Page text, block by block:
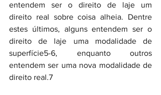
entendem ser o direito de laje um
direito real sobre coisa alheia. Dentre
estes últimos, alguns entendem ser o
direito de laje uma modalidade de
superfície5-6, enquanto outros
entendem ser uma nova modalidade de
direito real.7